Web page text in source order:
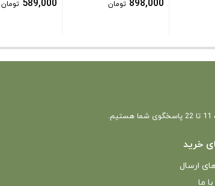
898,000 تومان 589,000 تومان
خرید
ارسال
ما